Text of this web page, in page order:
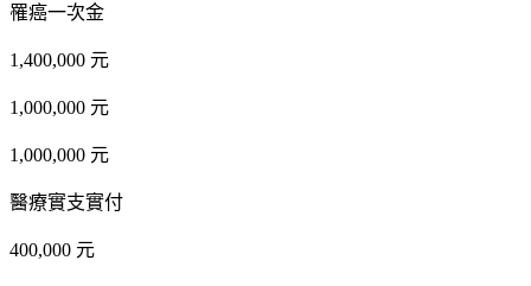
罹癌一次金
1,400,000 元
1,000,000 元
1,000,000 元
醫療實支實付
400,000 元